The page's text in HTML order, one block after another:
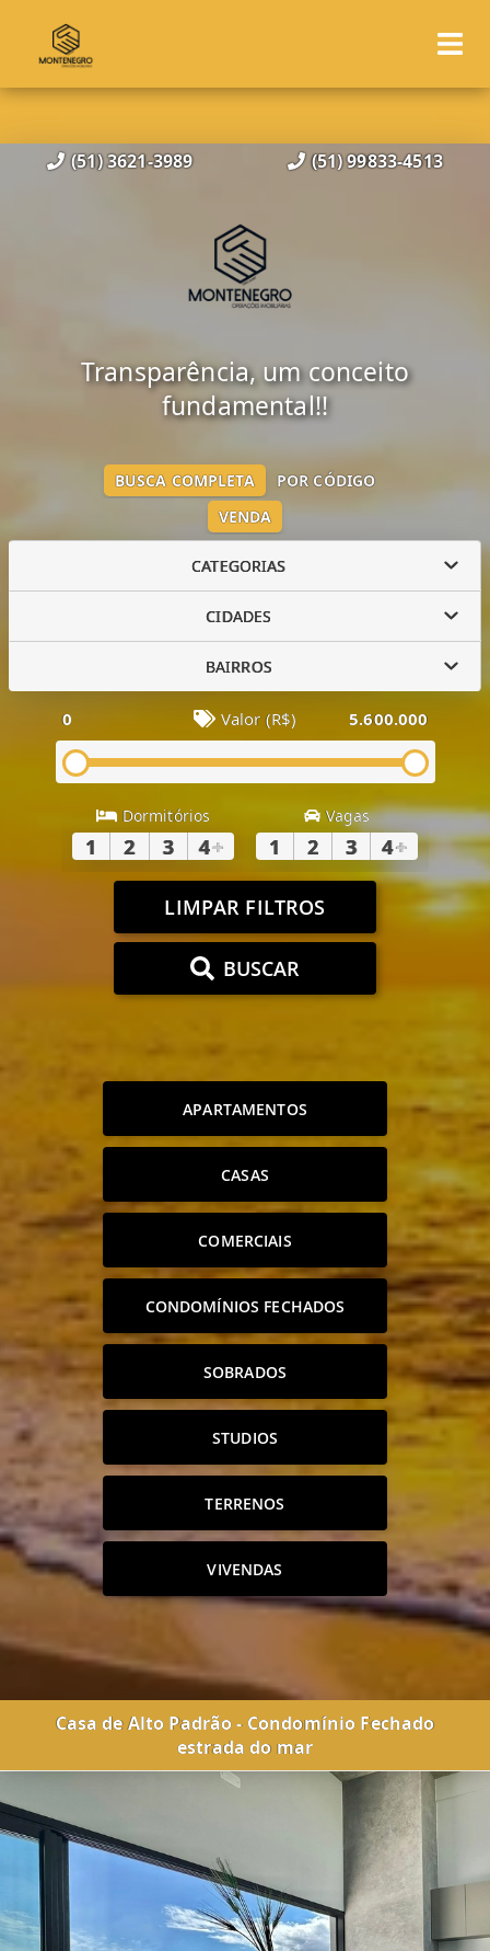
(51) 3621-3989 (51) 99833-4513
Transparência, um conceito
fundamental!!
VENDA
BUSCA COMPLETA POR CÓDIGO
CATEGORIAS
CIDADES
BAIRROS
0 Valor (R$) 5.600.000
Dormitórios
1 2 3 4+
Vagas
1 2 3 4+
LIMPAR FILTROS
BUSCAR
APARTAMENTOS
CASAS
COMERCIAIS
CONDOMÍNIOS FECHADOS
SOBRADOS
STUDIOS
TERRENOS
VIVENDAS
Casa de Alto Padrão - Condomínio Fechado
estrada do mar